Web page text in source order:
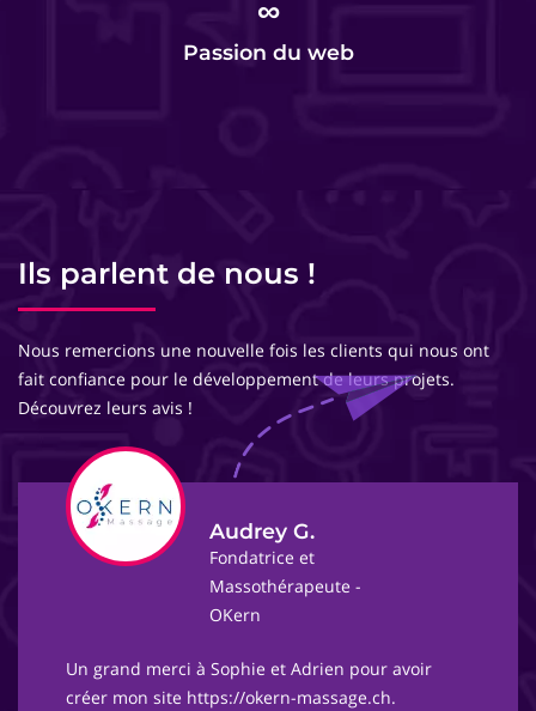
∞
Passion du web
Ils parlent de nous !
Nous remercions une nouvelle fois les clients qui nous ont
fait confiance pour le développement de leurs projets.
Découvrez leurs avis !
Audrey G.
Fondatrice et
Massothérapeute -
OKern
Un grand merci à Sophie et Adrien pour avoir
créer mon site https://okern-massage.ch.